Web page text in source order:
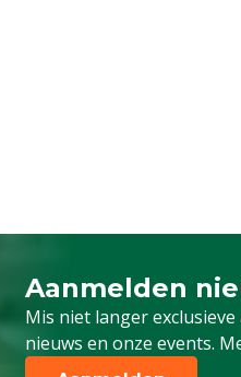
Aanmelden
Mis niet langer
nieuws en onze events.
Schrijf je in voor